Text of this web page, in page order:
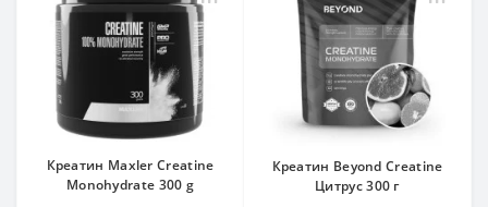
Креатин Maxler Creatine
Monohydrate 300 g
Креатин Beyond Creatine
Цитрус 300 г